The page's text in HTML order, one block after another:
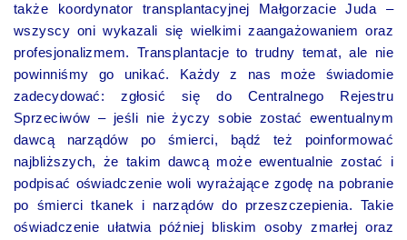
także koordynator transplantacyjnej Małgorzacie Juda –
wszyscy oni wykazali się wielkimi zaangażowaniem oraz
profesjonalizmem. Transplantacje to trudny temat, ale nie
powinniśmy go unikać. Każdy z nas może świadomie
zadecydować: zgłosić się do Centralnego Rejestru
Sprzeciwów – jeśli nie życzy sobie zostać ewentualnym
dawcą narządów po śmierci, bądź też poinformować
najbliższych, że takim dawcą może ewentualnie zostać i
podpisać oświadczenie woli wyrażające zgodę na pobranie
po śmierci tkanek i narządów do przeszczepienia. Takie
oświadczenie ułatwia później bliskim osoby zmarłej oraz